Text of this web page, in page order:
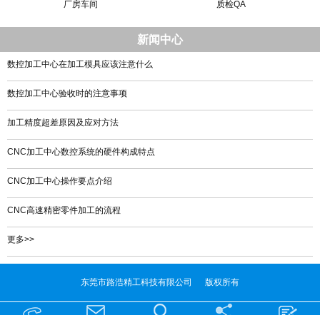
厂房车间 质检QA
新闻中心
数控加工中心在加工模具应该注意什么
数控加工中心验收时的注意事项
加工精度超差原因及应对方法
CNC加工中心数控系统的硬件构成特点
CNC加工中心操作要点介绍
CNC高速精密零件加工的流程
更多>>
东莞市路浩精工科技有限公司 版权所有